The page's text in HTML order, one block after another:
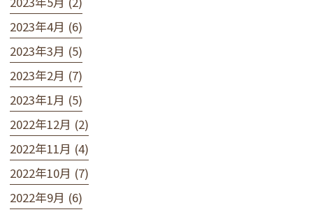
2023年4月 (6)
2023年3月 (5)
2023年2月 (7)
2023年1月 (5)
2022年12月 (2)
2022年11月 (4)
2022年10月 (7)
2022年9月 (6)